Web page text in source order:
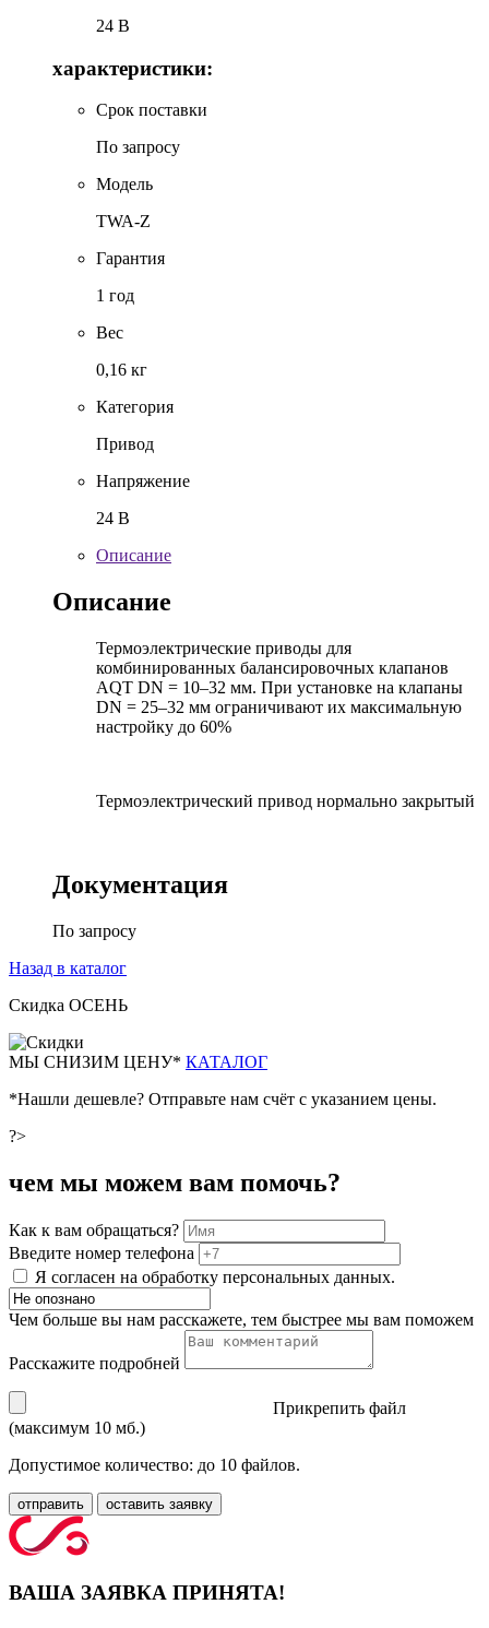
24 В
характеристики:
Срок поставки
По запросу
Модель
TWA-Z
Гарантия
1 год
Вес
0,16 кг
Категория
Привод
Напряжение
24 В
Описание
Описание
Термоэлектрические приводы для
комбинированных балансировочных клапанов
AQT DN = 10–32 мм. При установке на клапаны
DN = 25–32 мм ограничивают их максимальную
настройку до 60%
Термоэлектрический привод нормально закрытый
Документация
По запросу
Назад в каталог
Скидка ОСЕНЬ
МЫ СНИЗИМ ЦЕНУ* КАТАЛОГ
*Нашли дешевле? Отправьте нам счёт с указанием цены.
?>
чем мы можем вам помочь?
Как к вам обращаться?
Введите номер телефона
Я согласен на обработку персональных данных.
Чем больше вы нам расскажете, тем быстрее мы вам поможем
Расскажите подробней
Прикрепить файл
(максимум 10 мб.)
Допустимое количество: до 10 файлов.
отправить оставить заявку
ВАША ЗАЯВКА ПРИНЯТА!